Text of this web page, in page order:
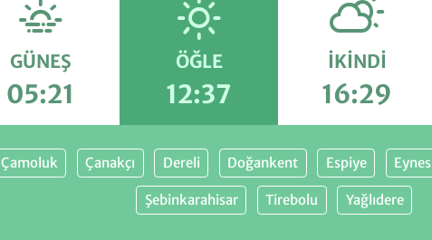
GÜNEŞ
05:21
ÖĞLE
12:37
İKINDI
16:29
Çamoluk Çanakçı Dereli Doğankent Espiye
Şebinkarahisar Tirebolu Yağlıdere